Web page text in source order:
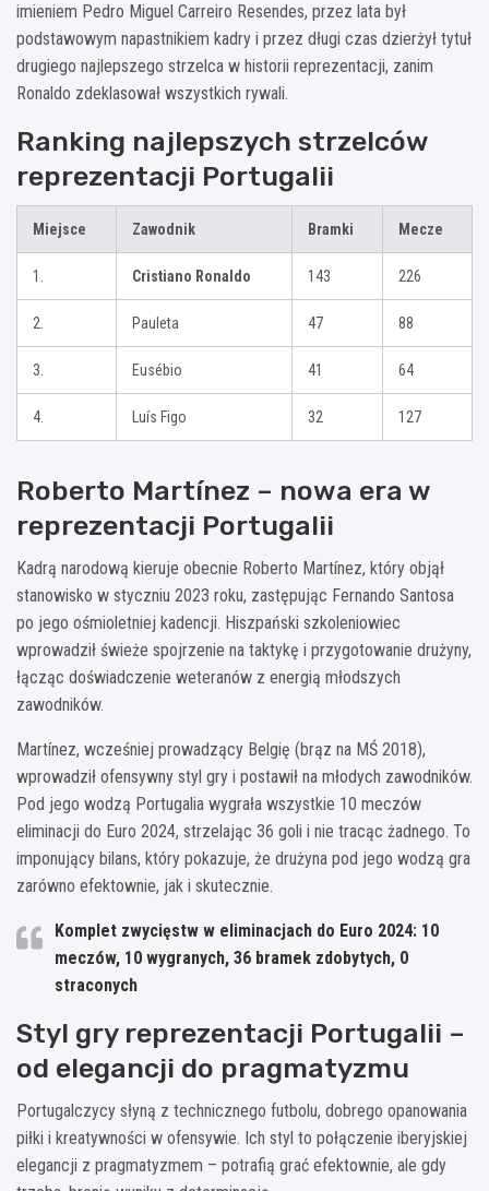
imieniem Pedro Miguel Carreiro Resendes, przez lata był
podstawowym napastnikiem kadry i przez długi czas dzierżył tytuł
drugiego najlepszego strzelca w historii reprezentacji, zanim
Ronaldo zdeklasował wszystkich rywali.
Ranking najlepszych strzelców
reprezentacji Portugalii
Miejsce Zawodnik Bramki Mecze
1. Cristiano Ronaldo 143 226
2. Pauleta 47 88
3. Eusébio 41 64
4. Luís Figo 32 127
Roberto Martínez – nowa era w
reprezentacji Portugalii
Kadrą narodową kieruje obecnie Roberto Martínez, który objął
stanowisko w styczniu 2023 roku, zastępując Fernando Santosa
po jego ośmioletniej kadencji. Hiszpański szkoleniowiec
wprowadził świeże spojrzenie na taktykę i przygotowanie drużyny,
łącząc doświadczenie weteranów z energią młodszych
zawodników.
Martínez, wcześniej prowadzący Belgię (brąz na MŚ 2018),
wprowadził ofensywny styl gry i postawił na młodych zawodników.
Pod jego wodzą Portugalia wygrała wszystkie 10 meczów
eliminacji do Euro 2024, strzelając 36 goli i nie tracąc żadnego. To
imponujący bilans, który pokazuje, że drużyna pod jego wodzą gra
zarówno efektownie, jak i skutecznie.
Komplet zwycięstw w eliminacjach do Euro 2024: 10
meczów, 10 wygranych, 36 bramek zdobytych, 0
straconych
Styl gry reprezentacji Portugalii –
od elegancji do pragmatyzmu
Portugalczycy słyną z technicznego futbolu, dobrego opanowania
piłki i kreatywności w ofensywie. Ich styl to połączenie iberyjskiej
elegancji z pragmatyzmem – potrafią grać efektownie, ale gdy